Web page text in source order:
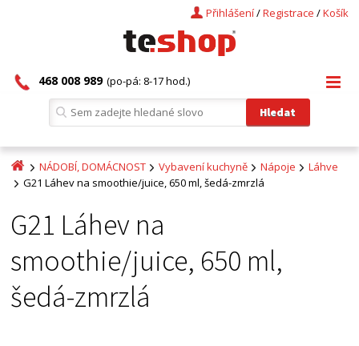
Košík
/
Registrace
/
Přihlášení
468 008 989 (po-pá: 8-17 hod.)
NÁDOBÍ, DOMÁCNOST Vybavení kuchyně Nápoje
Láhve
G21 Láhev na smoothie/juice, 650 ml, šedá-zmrzlá
G21 Láhev na
smoothie/juice, 650 ml,
šedá-zmrzlá